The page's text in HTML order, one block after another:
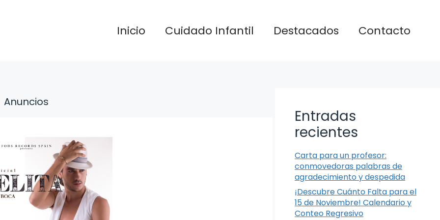
Inicio Cuidado Infantil Destacados Contacto
Anuncios
Entradas
recientes
Carta para un profesor:
conmovedoras palabras de
agradecimiento y despedida
¡Descubre Cuánto Falta para el
15 de Noviembre! Calendario y
Conteo Regresivo